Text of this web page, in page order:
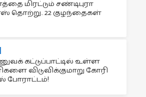
மிரட்டும் சண்டிபுரா
தொற்று.. 22 குழந்தைகள்
கட்டுப்பாட்டில் உள்ள
விடுவிக்குமாறு கோரி
போராட்டம்!